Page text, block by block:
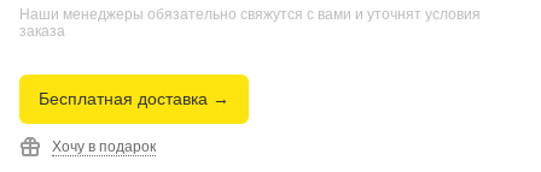
Наши менеджеры обязательно свяжутся с вами и уточнят условия
заказа
Бесплатная доставка →
Хочу в подарок